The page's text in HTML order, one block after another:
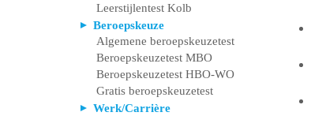
Leerstijlentest Kolb
Beroepskeuze
Algemene beroepskeuzetest
Beroepskeuzetest MBO
Beroepskeuzetest HBO-WO
Gratis beroepskeuzetest
Werk/Carrière